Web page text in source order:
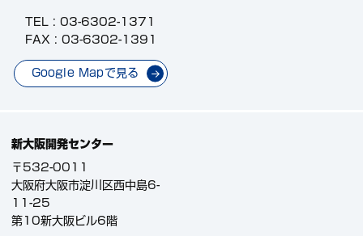
TEL : 03-6302-1371
FAX : 03-6302-1391
Google Mapで見る
新大阪開発センター
〒532-0011
大阪府大阪市淀川区西中島6-
11-25
第10新大阪ビル6階